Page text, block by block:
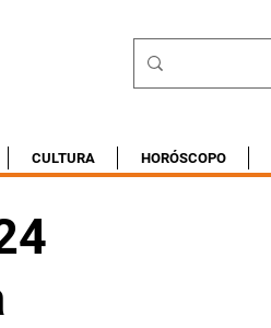
CULTURA HORÓSCOPO